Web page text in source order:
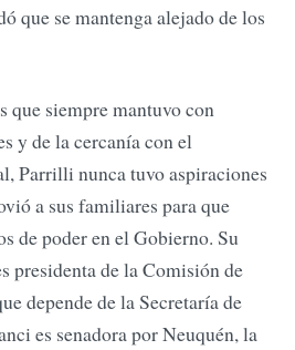
que se mantenga alejado de los
que siempre mantuvo con
y de la cercanía con el
Parrilli nunca tuvo aspiraciones
a sus familiares para que
de poder en el Gobierno. Su
presidenta de la Comisión de
depende de la Secretaría de
es senadora por Neuquén, la